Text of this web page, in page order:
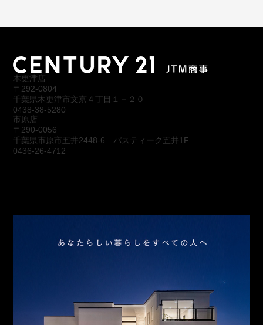
木更津店
〒292-0804
千葉県木更津市文京４丁目１－２０
0438-38-5280
市原店
〒290-0056
千葉県市原市五井2448-6 パスティーク五井1F
0436-26-4712